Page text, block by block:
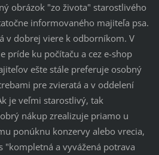
obrázok "zo života" starostlivého
informovaného majiteľa psa.
v dobrej viere k odborníkom. V
príde ku počítaču a cez e-shop
ešte stále preferuje osobný
pre zvieratá a v oddelení
je veľmi starostlivý, tak
nákup zrealizuje priamo u
ponúknu konzervy alebo vrecia,
"kompletná a vyvážená potrava